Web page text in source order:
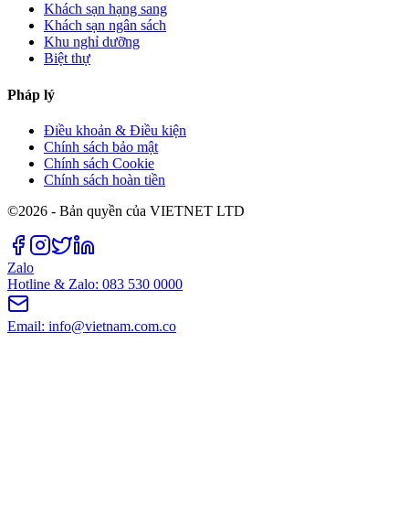
Khách sạn hạng sang
Khách sạn ngân sách
Khu nghỉ dưỡng
Biệt thự
Pháp lý
Điều khoản & Điều kiện
Chính sách bảo mật
Chính sách Cookie
Chính sách hoàn tiền
©2026 - Bản quyền của VIETNET LTD
Zalo
Hotline & Zalo: 083 530 0000
Email: info@vietnam.com.co